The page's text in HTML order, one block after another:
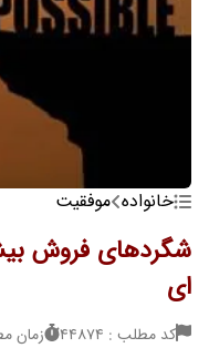
خانواده موفقیت
شگردهای فروش
ای
کد مطلب : 44874 زمان